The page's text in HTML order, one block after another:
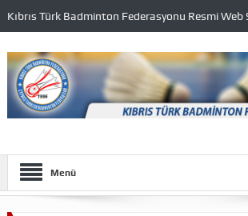
Kıbrıs Türk Badminton Federasyonu Resmi Web
Menü